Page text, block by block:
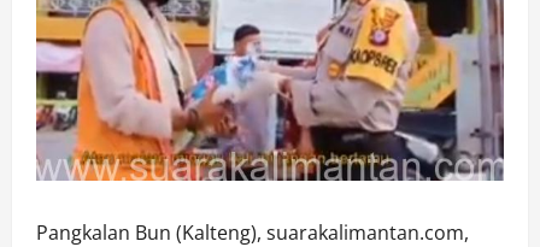
Pangkalan Bun (Kalteng), suarakalimantan.com,